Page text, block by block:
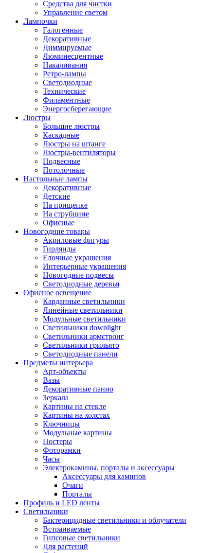
Средства для чистки
Управление светом
Лампочки
Галогенные
Декоративные
Диммируемые
Люминесцентные
Накаливания
Ретро-лампы
Светодиодные
Технические
Филаментные
Энергосберегающие
Люстры
Большие люстры
Каскадные
Люстры на штанге
Люстры-вентиляторы
Подвесные
Потолочные
Настольные лампы
Декоративные
Детские
На прищепке
На струбцине
Офисные
Новогодние товары
Акриловые фигуры
Гирлянды
Елочные украшения
Интерьерные украшения
Новогодние подвесы
Светодиодные деревья
Офисное освещение
Карданные светильники
Линейные светильники
Модульные светильники
Светильники downlight
Светильники армстронг
Светильники грильято
Светодиодные панели
Предметы интерьера
Арт-объекты
Вазы
Декоративные панно
Зеркала
Картины на стекле
Картины на холстах
Ключницы
Модульные картины
Постеры
Фоторамки
Часы
Электрокамины, порталы и аксессуары
Аксессуары для каминов
Очаги
Порталы
Профиль и LED ленты
Светильники
Бактерицидные светильники и облучатели
Встраиваемые
Гипсовые светильники
Для растений